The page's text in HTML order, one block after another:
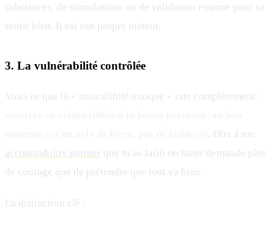
substances, de stimulations ou de validation externe pour se
sentir bien. Il est son propre moteur.
3. La vulnérabilité contrôlée
Voici ce que la « masculinité toxique » rate complètement :
. Dire à ton
accountability partner que tu as failli rechuter demande plus
de courage que de prétendre que tout va bien.
La distinction clé :